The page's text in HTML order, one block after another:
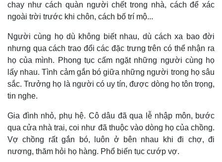
chay như cách quàn người chết trong nhà, cách để xác
ngoài trời trước khi chôn, cách bố trí mộ...
Người cùng họ dù không biết nhau, dù cách xa bao đời
nhưng qua cách trao đổi các đặc trưng trên có thể nhận ra
họ của mình. Phong tục cấm ngặt những người cùng họ
lấy nhau. Tình cảm gắn bó giữa những người trong họ sâu
sắc. Trưởng họ là người có uy tín, được dòng họ tôn trọng,
tin nghe.
Gia đình nhỏ, phụ hệ. Cô dâu đã qua lễ nhập môn, bước
qua cửa nhà trai, coi như đã thuộc vào dòng họ của chồng.
Vợ chồng rất gắn bó, luôn ở bên nhau khi đi chợ, đi
nương, thăm hỏi họ hàng. Phổ biến tục cướp vợ.